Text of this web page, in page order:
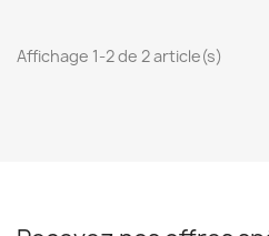
Affichage 1-2 de 2 article(s)